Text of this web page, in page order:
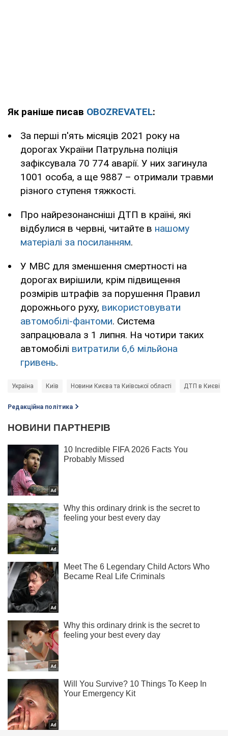
Як раніше писав OBOZREVATEL:
За перші п'ять місяців 2021 року на
дорогах України Патрульна поліція
зафіксувала 70 774 аварії. У них загинула
1001 особа, а ще 9887 – отримали травми
різного ступеня тяжкості.
Про найрезонансніші ДТП в країні, які
відбулися в червні, читайте в нашому
матеріалі за посиланням.
У МВС для зменшення смертності на
дорогах вирішили, крім підвищення
розмірів штрафів за порушення Правил
дорожнього руху, використовувати
автомобілі-фантоми. Система
запрацювала з 1 липня. На чотири таких
автомобілі витратили 6,6 мільйона
гривень.
Україна Київ Новини Києва та Київської області ДТП в Києві
Редакційна політика